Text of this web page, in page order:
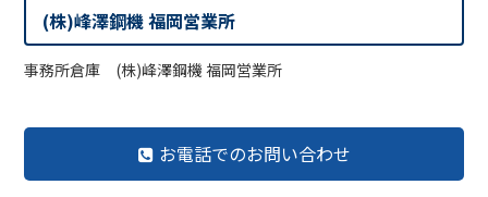
(株)峰澤鋼機 福岡営業所
事務所倉庫 (株)峰澤鋼機 福岡営業所
お電話でのお問い合わせ